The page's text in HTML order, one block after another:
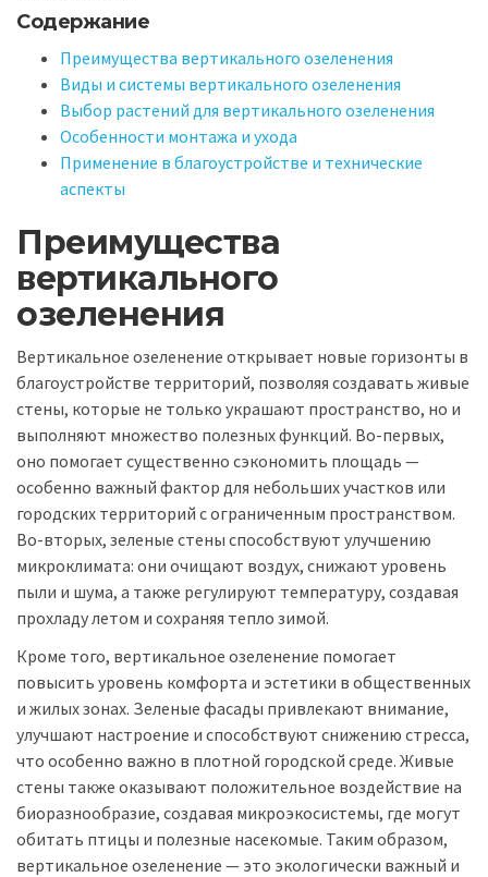
Содержание
Преимущества вертикального озеленения
Виды и системы вертикального озеленения
Выбор растений для вертикального озеленения
Особенности монтажа и ухода
Применение в благоустройстве и технические
аспекты
Преимущества
вертикального
озеленения
Вертикальное озеленение открывает новые горизонты в
благоустройстве территорий, позволяя создавать живые
стены, которые не только украшают пространство, но и
выполняют множество полезных функций. Во-первых,
оно помогает существенно сэкономить площадь —
особенно важный фактор для небольших участков или
городских территорий с ограниченным пространством.
Во-вторых, зеленые стены способствуют улучшению
микроклимата: они очищают воздух, снижают уровень
пыли и шума, а также регулируют температуру, создавая
прохладу летом и сохраняя тепло зимой.
Кроме того, вертикальное озеленение помогает
повысить уровень комфорта и эстетики в общественных
и жилых зонах. Зеленые фасады привлекают внимание,
улучшают настроение и способствуют снижению стресса,
что особенно важно в плотной городской среде. Живые
стены также оказывают положительное воздействие на
биоразнообразие, создавая микроэкосистемы, где могут
обитать птицы и полезные насекомые. Таким образом,
вертикальное озеленение — это экологически важный и